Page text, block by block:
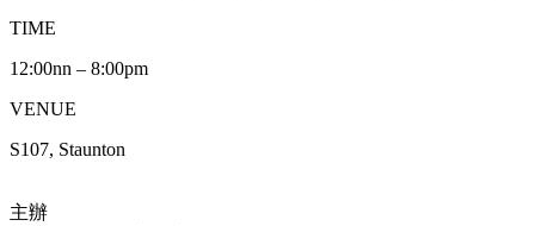
TIME
12:00nn – 8:00pm
VENUE
S107, Staunton
主辦